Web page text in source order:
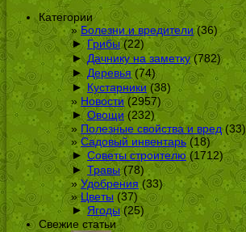
Категории
Болезни и вредители(36)
► Грибы(22)
► Дачнику на заметку(782)
► Деревья (74)
► Кустарники (38)
Новости (2957)
► Овощи(232)
Полезные свойства и вред(33)
Садовый инвентарь(18)
► Советы строителю(1712)
► Травы(78)
Удобрения(33)
Цветы (37)
► Ягоды(25)
Свежие статьи